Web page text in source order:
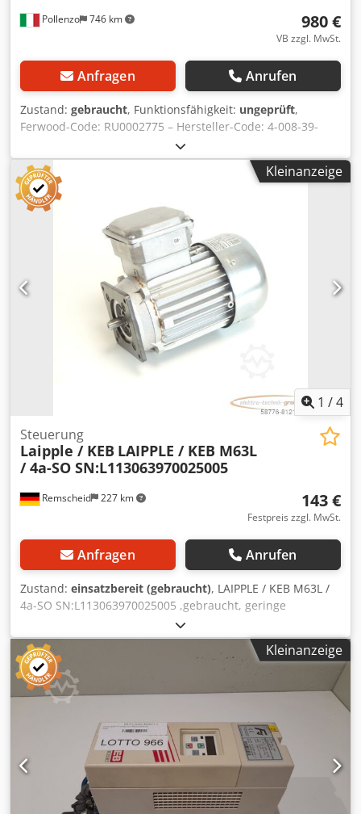
Pollenzo 746 km 980 €
VB zzgl. MwSt.
Anfragen Anrufen
Zustand: gebraucht, Funktionsfähigkeit: ungeprüft,
Ferwood-Code: RU0002775 – Hersteller-Code: 4-008-39-
1155 – Zustand: Gebraucht – Funktion: Nicht geprüft –
Kompatible Maschine: CNC HOMAG – Bei Interesse bieten
wir eine Überholung an; kontaktieren Sie uns. Dcsdpjzmhu
Tjfx Akask
Kleinanzeige
1 /4
Remscheid 227 km
Steuerung
Laipple / KEB LAIPPLE / KEB M63L
/ 4a-SO SN:L113063970025005
143 €
Festpreis zzgl. MwSt.
Anfragen Anrufen
Zustand: einsatzbereit (gebraucht), LAIPPLE / KEB M63L /
4a-SO SN:L113063970025005 ,gebraucht, geringe
Gebrauchsspuren, 100% funktionsfähig, Lieferumfang
gem. Fotos Dcjdpfx Asi D I D Nokajk
Kleinanzeige